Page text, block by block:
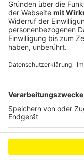
Anzeige
Anzeige
Anzeige